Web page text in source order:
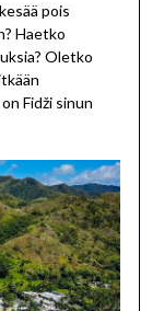
pois
Haetko
Oletko
Fidži sinun